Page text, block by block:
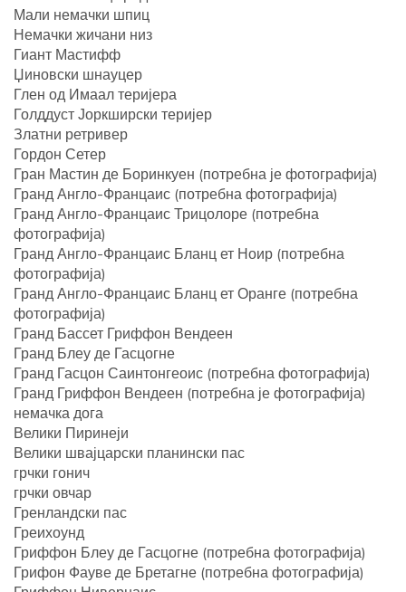
Мали немачки шпиц
Немачки жичани низ
Гиант Мастифф
Џиновски шнауцер
Глен од Имаал теријера
Голддуст Јоркширски теријер
Златни ретривер
Гордон Сетер
Гран Мастин де Боринкуен (потребна је фотографија)
Гранд Англо-Францаис (потребна фотографија)
Гранд Англо-Францаис Трицолоре (потребна
фотографија)
Гранд Англо-Францаис Бланц ет Ноир (потребна
фотографија)
Гранд Англо-Францаис Бланц ет Оранге (потребна
фотографија)
Гранд Бассет Гриффон Вендеен
Гранд Блеу де Гасцогне
Гранд Гасцон Саинтонгеоис (потребна фотографија)
Гранд Гриффон Вендеен (потребна је фотографија)
немачка дога
Велики Пиринеји
Велики швајцарски планински пас
грчки гонич
грчки овчар
Гренландски пас
Греихоунд
Гриффон Блеу де Гасцогне (потребна фотографија)
Грифон Фауве де Бретагне (потребна фотографија)